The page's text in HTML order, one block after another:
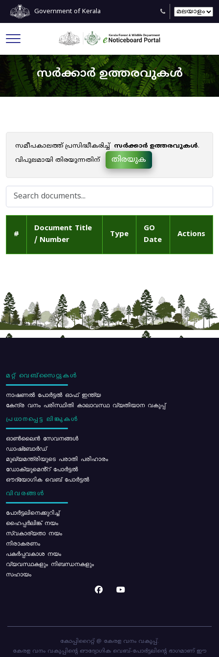
Government of Kerala
സർക്കാർ ഉത്തരവുകൾ
സമീപകാലത്ത് പ്രസിദ്ധീകരിച്ച് സർക്കാർ ഉത്തരവുകൾ.
വിപുലമായി തിരയുന്നതിന്
തിരയുക
#
Document Title
/ Number
Type
GO
Date
Actions
മറ്റ് വെബ്സൈറ്റുകൾ
നാഷണൽ പോർട്ടൽ ഓഫ് ഇന്ത്യ
കേന്ദ്ര വനം പരിസ്ഥിതി കാലാവസ്ഥ വ്യതിയാന വകുപ്പ്
പ്രധാനപ്പെട്ട ലിങ്കുകൾ
ഓൺലൈൻ സേവനങ്ങൾ
ഡാഷ്ബോർഡ്
മുഖ്യമന്ത്രിയുടെ പരാതി പരിഹാരം
ഡോക്യുമെൻ്റ് പോർട്ടൽ
ഔദ്യോഗിക വെബ് പോർട്ടൽ
വിവരങ്ങൾ
പോര്‍ട്ടലിനെക്കുറിച്ച്
ഹൈപ്പർലിങ്ക് നയം
സ്വകാര്യതാ നയം
നിരാകരണം
പകർപ്പവകാശ നയം
വ്യവസ്ഥകളും നിബന്ധനകളും
സഹായം
കോപ്പിറൈറ്റ് @ കേരള വനം വകുപ്പ്.
കേരള വനം വകുപ്പിന്റെ ഔദ്യോഗിക വെബ്-പോർട്ടലിന്റെ ഭാഗമാണ് ഈ